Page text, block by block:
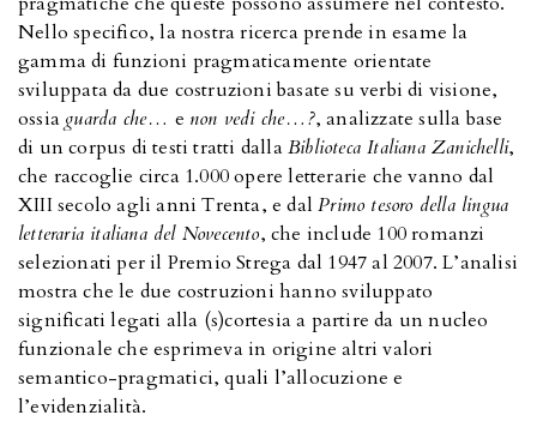
Nello specifico, la nostra ricerca prende in esame la
gamma di funzioni pragmaticamente orientate
sviluppata da due costruzioni basate su verbi di visione,
ossia guarda che… e non vedi che…?, analizzate sulla base
di un corpus di testi tratti dalla Biblioteca Italiana Zanichelli,
che raccoglie circa 1.000 opere letterarie che vanno dal
XIII secolo agli anni Trenta, e dalPrimo tesoro della lingua
letteraria italiana del Novecento, che include 100 romanzi
selezionati per il Premio Strega dal 1947 al 2007. L’analisi
mostra che le due costruzioni hanno sviluppato
significati legati alla (s)cortesia a partire da un nucleo
funzionale che esprimeva in origine altri valori
semantico-pragmatici, quali l’allocuzione e
l’evidenzialità.